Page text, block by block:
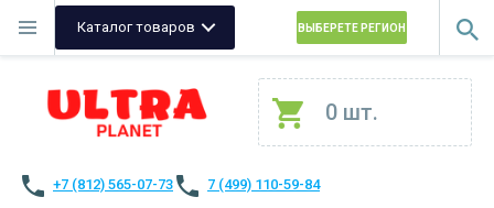
Каталог товаров ВЫБЕРЕТЕ РЕГИОН
0 шт.
+7 (812) 565-07-73
7 (499) 110-59-84